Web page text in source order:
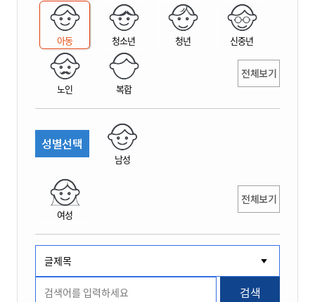
아동 청소년 청년 신중년
노인 복합
전체보기
성별선택
남성
여성
전체보기
검색